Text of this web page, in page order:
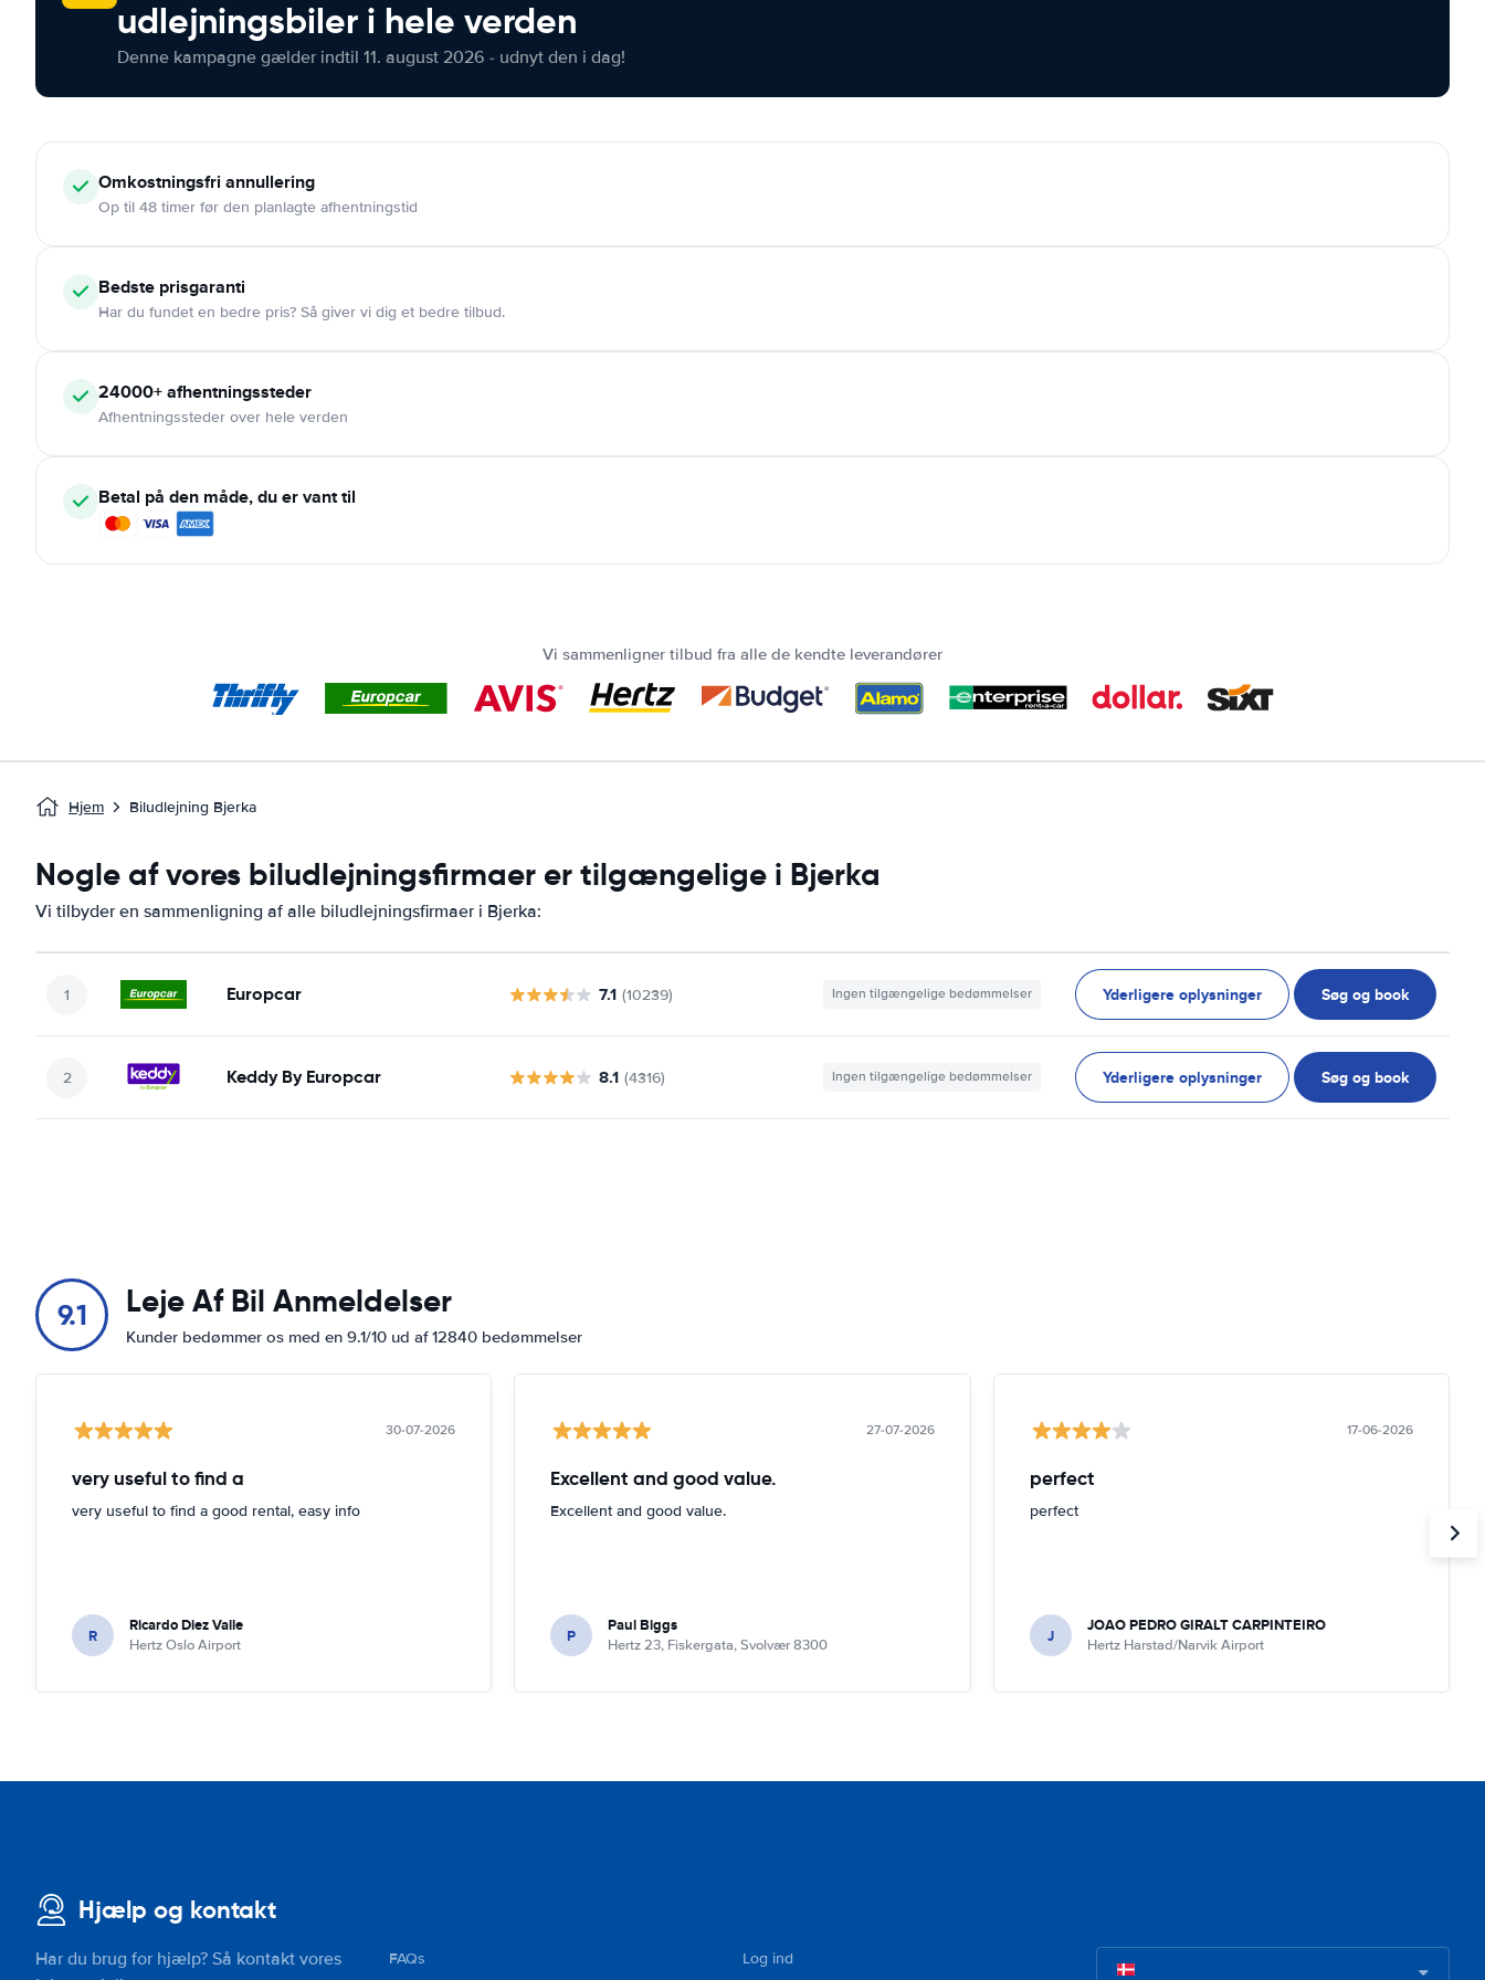
udlejningsbiler i hele verden
Denne kampagne gælder indtil 11. august 2026 - udnyt den i dag!
Omkostningsfri annullering
Op til 48 timer før den planlagte afhentningstid
Bedste prisgaranti
Har du fundet en bedre pris? Så giver vi dig et bedre tilbud.
24000+afhentningssteder
Afhentningssteder over hele verden
Betal på den måde, du er vant til
Vi sammenligner tilbud fra alle de kendte leverandører
Hjem Biludlejning Bjerka
Nogle af vores biludlejningsfirmaer er tilgængelige i Bjerka
Vi tilbyder en sammenligning af alle biludlejningsfirmaer i Bjerka:
Europcar 7.1 (10239) Ingen tilgængelige bedømmelser Yderligere oplysninger Søg og book
Keddy By Europcar 8.1 (4316) Ingen tilgængelige bedømmelser Yderligere oplysninger Søg og book
9.1 Leje Af Bil Anmeldelser
Kunder bedømmer os med en 9.1/10 ud af 12840 bedømmelser
30-07-2026
very useful to find a
very useful to find a good rental, easy info
R Ricardo Diez Valle
Hertz Oslo Airport
27-07-2026
Excellent and good value.
Excellent and good value.
P Paul Biggs
Hertz 23, Fiskergata, Svolvær 8300
17-06-2026
perfect
perfect
J JOAO PEDRO GIRALT CARPINTEIRO
Hertz Harstad/Narvik Airport
Hjælp og kontakt
Har du brug for hjælp? Så kontakt vores
FAQs
Log ind